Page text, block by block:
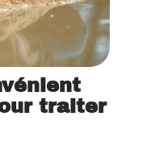
traiter